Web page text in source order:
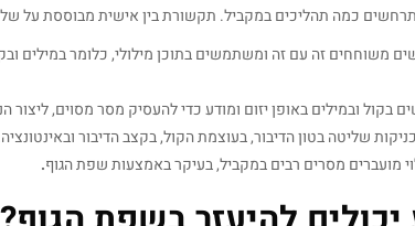
כמה תהליכים במקביל. תקשורת בין אישית מבוססת על
משוחחים זה עם זה ומשתמשים בתוכן מילולי, כלומר במילים
בקול ובמילים באופן יזום ומודע כדי להעסיק מסר מסוים, ליצור
שליטה בטון הדיבור, בעוצמת הקול, בקצב הדיבור
מועברים מסרים רבים במקביל, בעיקר באמצעות שפת הגוף.